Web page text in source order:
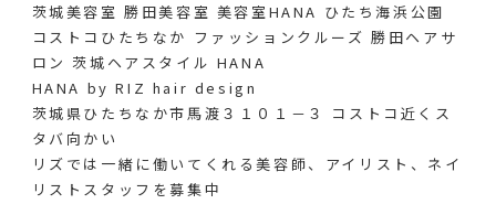
茨城美容室 勝田美容室 美容室HANA ひたち海浜公園
コストコひたちなか ファッションクルーズ 勝田ヘアサ
ロン 茨城ヘアスタイル HANA
HANA by RIZ hair design
茨城県ひたちなか市馬渡３１０１－３ コストコ近くス
タバ向かい
リズでは一緒に働いてくれる美容師、アイリスト、ネイ
リストスタッフを募集中